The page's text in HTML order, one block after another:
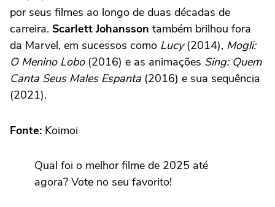
por seus filmes ao longo de duas décadas de
carreira. Scarlett Johansson também brilhou fora
da Marvel, em sucessos como Lucy(2014), Mogli:
O Menino Lobo(2016) e as animações Sing: Quem
Canta Seus Males Espanta (2016) e sua sequência
(2021).
Fonte: Koimoi
Qual foi o melhor filme de 2025 até
agora? Vote no seu favorito!